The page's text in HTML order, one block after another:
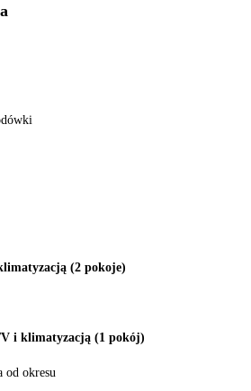
(2 pokoje)
i klimatyzacją (1 pokój)
od okresu